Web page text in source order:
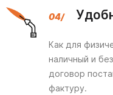
Как для
наличный и
договор
фактуру.